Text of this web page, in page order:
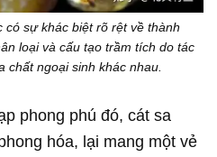
có sự khác biệt rõ rệt về thành
loại và cấu tạo trầm tích do tác
chất ngoại sinh khác nhau.
phong phú đó, cát sa
hóa, lại mang một vẻ